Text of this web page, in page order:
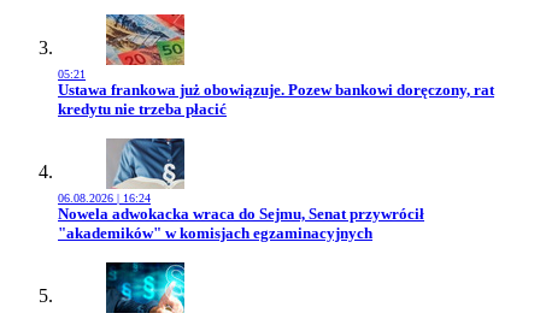
05:21
Przejdź do artykułu:
Ustawa frankowa już obowiązuje. Pozew bankowi doręczony, rat
kredytu nie trzeba płacić
06.08.2026 | 16:24
Przejdź do artykułu:
Nowela adwokacka wraca do Sejmu, Senat przywrócił
"akademików" w komisjach egzaminacyjnych